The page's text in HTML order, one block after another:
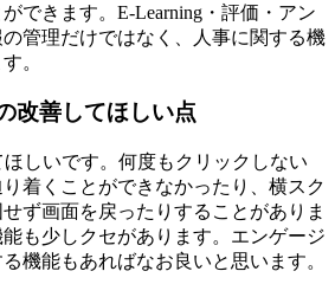
できます。E-Learning・評価・アン
管理だけではなく、人事に関する機
。
改善してほしい点
しいです。何度もクリックしない
着くことができなかったり、横スク
ず画面を戻ったりすることがありま
も少しクセがあります。エンゲージ
機能もあればなお良いと思います。